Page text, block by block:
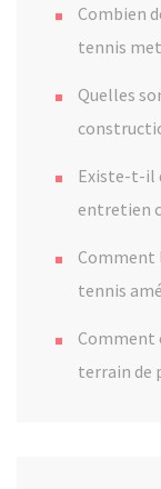
Combien
tennis
Quelles
Existe-t-il
entretien
Comment
tennis
Comment
terrain de